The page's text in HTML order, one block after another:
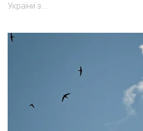
України з...